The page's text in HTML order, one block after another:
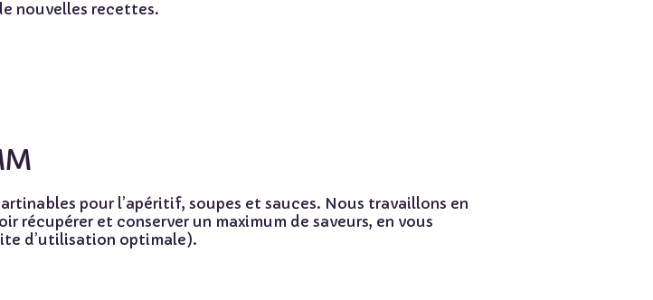
nouvelles recettes.
pour l’apéritif, soupes et sauces. Nous travaillons en
récupérer et conserver un maximum de saveurs, en vous
d’utilisation optimale).